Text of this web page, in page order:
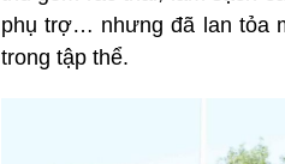
phụ trợ… nhưng đã lan tỏa
trong tập thể.